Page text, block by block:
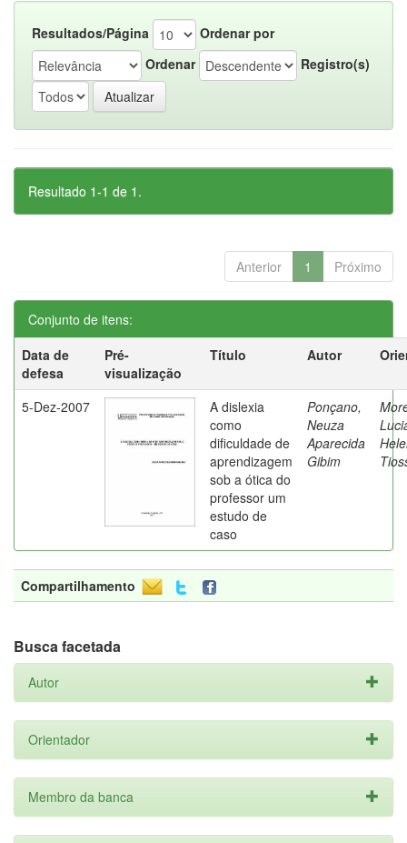
Resultados/Página
Ordenar por
Ordenar
Registro(s)
Resultado 1-1 de 1.
Anterior 1 Próximo
Conjunto de itens:
Data de
defesa
Pré-
visualização
Título Autor
5-Dez-2007
A dislexia
como
dificuldade de
aprendizagem
sob a ótica do
professor um
estudo de
caso
Ponçano,
Neuza
Aparecida
Gibim
Compartilhamento
Busca facetada
Autor
Orientador
Membro da banca